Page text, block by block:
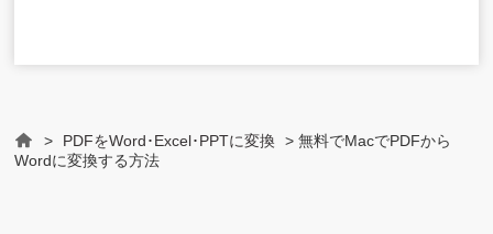
Home
> PDFをWord･Excel･PPTに変換 > 無料でMacでPDFから
Wordに変換する方法